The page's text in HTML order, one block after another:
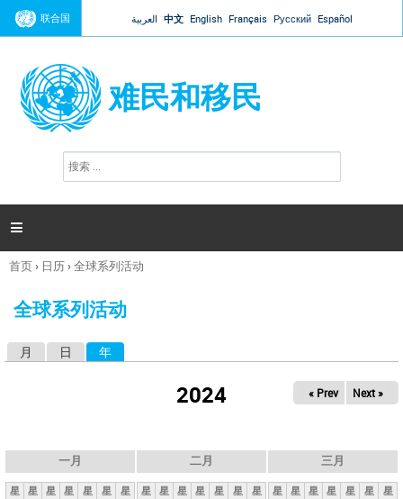
Jump to navigation
联合国 العربية 中文 English Français Русский Español
难民和移民
搜
索

你
这
首页› 日历›全球系列活动
全球系列活动
月 日 年
2024 « Prev Next »
一月
星 星 星 星 星 星
星
二月
星 星 星 星 星 星 星
三月
星 星 星 星 星 星 星